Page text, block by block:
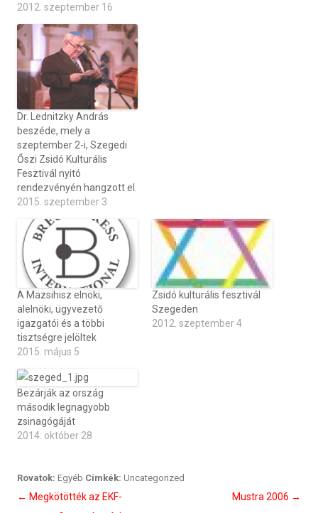
2012. szeptember 16
Dr. Lednitzky András
beszéde, mely a
szeptember 2-i, Szegedi
Őszi Zsidó Kulturális
Fesztivál nyitó
rendezvényén hangzott el.
2015. szeptember 3
A Mazsihisz elnöki,
alelnöki, ügyvezető
igazgatói és a többi
tisztségre jelöltek
2015. május 5
Zsidó kulturális fesztivál
Szegeden
2012. szeptember 4
Bezárják az ország
második legnagyobb
zsinagógáját
2014. október 28
Rovatok: Egyéb Cimkék: Uncategorized
Bejegyzés
← Megkötötték az EKF-
Mustra 2006 →